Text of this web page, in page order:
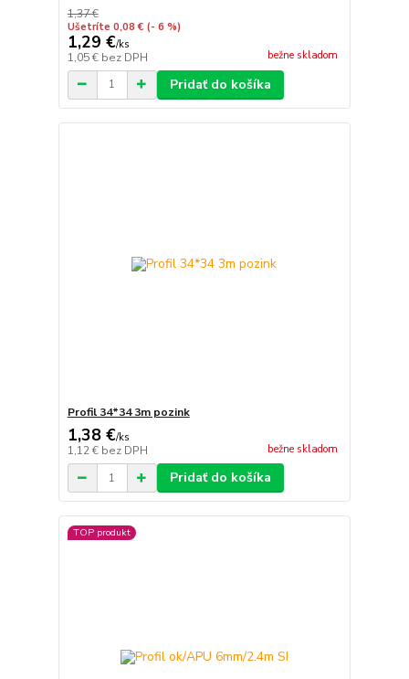
1,37 €
Ušetríte 0,08 € (- 6 %)
1,29 €/ks
1,05 € bez DPH bežne skladom
Pridať do košíka
Profil 34*34 3m pozink
1,38 €/ks
1,12 € bez DPH bežne skladom
Pridať do košíka
TOP produkt